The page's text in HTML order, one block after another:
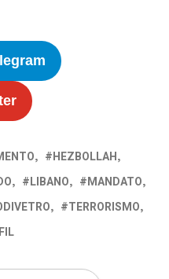
HEZBOLLAH
LIBANO
MANDATO
TERRORISMO